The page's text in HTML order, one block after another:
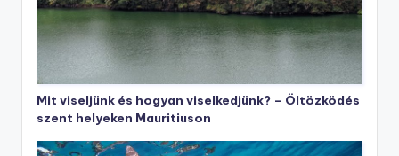
Mit viseljünk és hogyan viselkedjünk? – Öltözködés
szent helyeken Mauritiuson